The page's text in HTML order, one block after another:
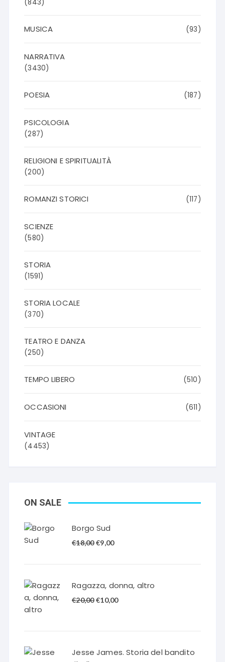
(843)
MUSICA (93)
NARRATIVA
(3430)
POESIA (187)
PSICOLOGIA
(287)
RELIGIONI E SPIRITUALITÀ
(200)
ROMANZI STORICI (117)
SCIENZE
(580)
STORIA
(1591)
STORIA LOCALE
(370)
TEATRO E DANZA
(250)
TEMPO LIBERO (510)
OCCASIONI (611)
VINTAGE
(4453)
ON SALE
Borgo Sud
€18,00 Il
€18,00.
€9,00Il
€9,00.
Ragazza, donna, altro
€20,00 Il
€20,00.
€10,00Il
€10,00.
Jesse James. Storia del bandito